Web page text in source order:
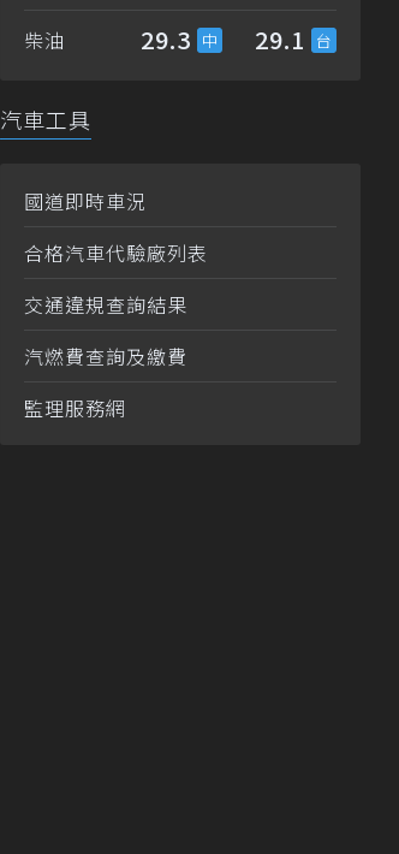
柴油 29.3 29.1
汽車工具
國道即時車況
合格汽車代驗廠列表
交通違規查詢結果
汽燃費查詢及繳費
監理服務網